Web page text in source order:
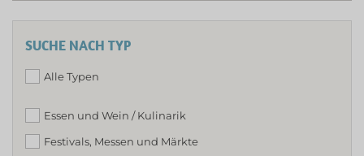
SUCHE NACH TYP
Alle Typen
Essen und Wein / Kulinarik
Festivals, Messen und Märkte